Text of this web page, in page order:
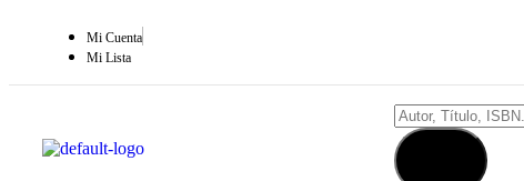
Mi Cuenta
Mi Lista